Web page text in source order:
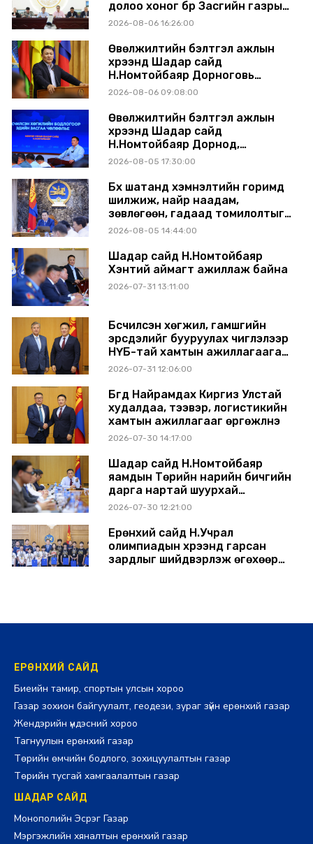
долоо хоног бүр Засгийн газрын
хуралдаанд танилцуулж,
2026-08-06 16:26:00
Өвөлжилтийн бэлтгэл ажлын
хүрээнд Шадар сайд
Н.Номтойбаяр Дорноговь
аймагт ажиллав
2026-08-06 09:08:00
Өвөлжилтийн бэлтгэл ажлын
хүрээнд Шадар сайд
Н.Номтойбаяр Дорнод,
Сүхбаатар аймагт ажиллав
2026-08-05 17:30:00
Бүх шатанд хэмнэлтийн горимд
шилжиж, найр наадам,
зөвлөгөөн, гадаад томилолтыг
хориглолоо
2026-08-05 14:44:00
Шадар сайд Н.Номтойбаяр
Хэнтий аймагт ажиллаж байна
2026-07-31 13:11:00
Бүсчилсэн хөгжил, гамшгийн
эрсдэлийг бууруулах чиглэлээр
НҮБ-тай хамтын ажиллагаагаа
өргөжүүлэхээр санал солилцлоо
2026-07-31 12:06:00
Бүгд Найрамдах Киргиз Улстай
худалдаа, тээвэр, логистикийн
хамтын ажиллагааг өргөжүүлнэ
2026-07-30 14:17:00
Шадар сайд Н.Номтойбаяр
яамдын Төрийн нарийн бичгийн
дарга нартай шуурхай
хуралдлаа
2026-07-30 12:21:00
Ерөнхий сайд Н.Учрал
олимпиадын хүрээнд гарсан
зардлыг шийдвэрлэж өгөхөөр
ЕРӨНХИЙ САЙД
Биеийн тамир, спортын улсын хороо
Газар зохион байгуулалт, геодези, зураг зүйн ерөнхий газар
Жендэрийн үндэсний хороо
Тагнуулын ерөнхий газар
Төрийн өмчийн бодлого, зохицуулалтын газар
Төрийн тусгай хамгаалалтын газар
ШАДАР САЙД
Монополийн Эсрэг Газар
Мэргэжлийн хяналтын ерөнхий газар